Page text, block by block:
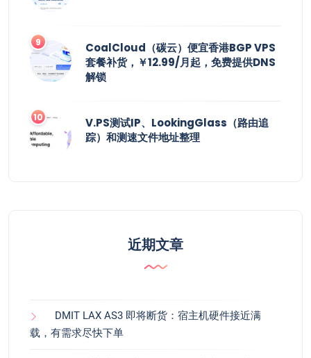
CoalCloud（碳云）便宜香港BGP VPS
套餐补货，￥12.99/月起，免费提供DNS
解锁
V.PS测试IP、LookingGlass（路由追
踪）和测速文件地址整理
近期文章
DMIT LAX AS3 即将断货：宿主机硬件接近满
载，有需求尽快下单